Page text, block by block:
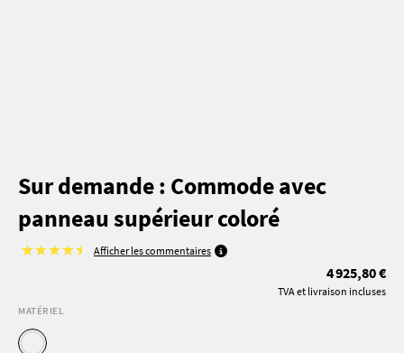
Sur demande : Commode avec
panneau supérieur coloré
Afficher les commentaires
4 925,80 €
TVA et livraison incluses
MATÉRIEL